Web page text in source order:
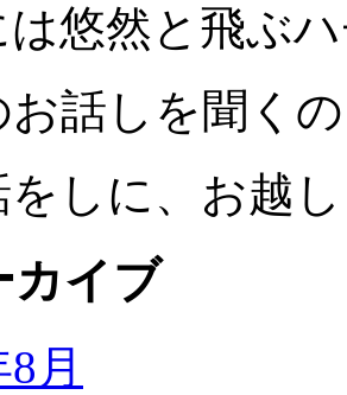
は悠然と飛ぶ
お話しを聞く
しに、お越
カイブ
月